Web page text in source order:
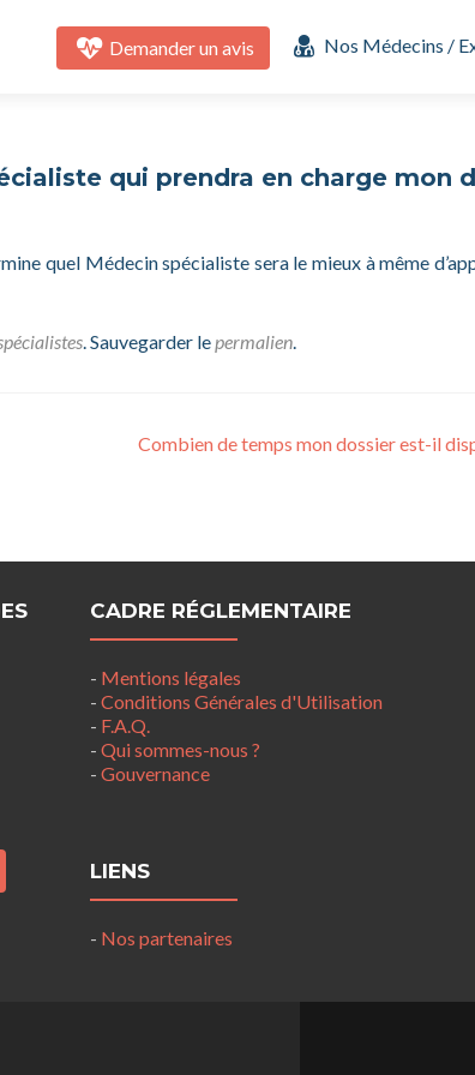
contenu
Demander un avis Nos Médecins /
qui prendra en charge mon
quel Médecin spécialiste sera le mieux à même
. Sauvegarder lepermalien.
Combien de temps mon dossier est-il
CADRE RÉGLEMENTAIRE
- Mentions légales
- Conditions Générales d'Utilisation
- F.A.Q.
- Qui sommes-nous ?
- Gouvernance
LIENS
- Nos partenaires